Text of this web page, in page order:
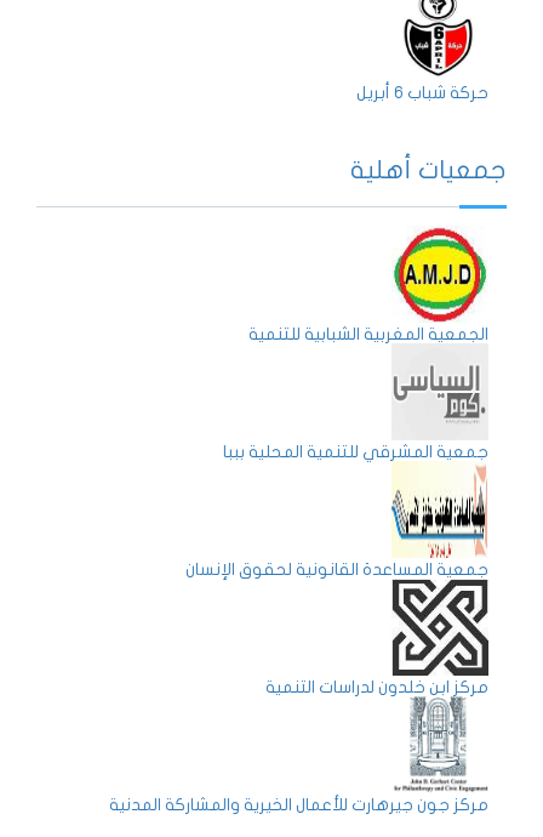
حركة شباب 6 أبريل
جمعيات أهلية
الجمعية المغربية الشبابية للتنمية
جمعية المشرقي للتنمية المحلية بببا
جمعية المساعدة القانونية لحقوق الإنسان
مركز ابن خلدون لدراسات التنمية
مركز جون جيرهارت للأعمال الخيرية والمشاركة المدنية